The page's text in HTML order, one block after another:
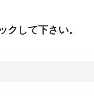
して下さい。